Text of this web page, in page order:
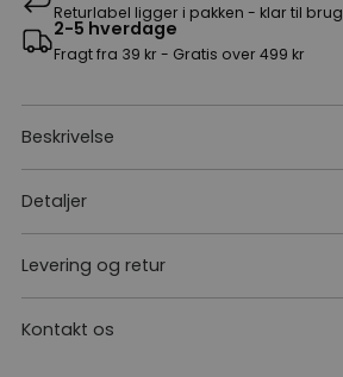
Returlabel ligger i pakken - klar til brug
2-5 hverdage
Fragt fra 39 kr - Gratis over 499 kr
Beskrivelse
Detaljer
Levering og retur
Kontakt os